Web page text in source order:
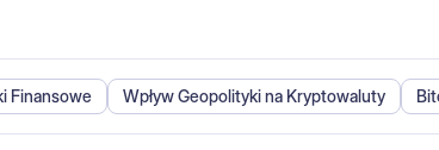
Finansowe Wpływ Geopolityki na Kryptowaluty